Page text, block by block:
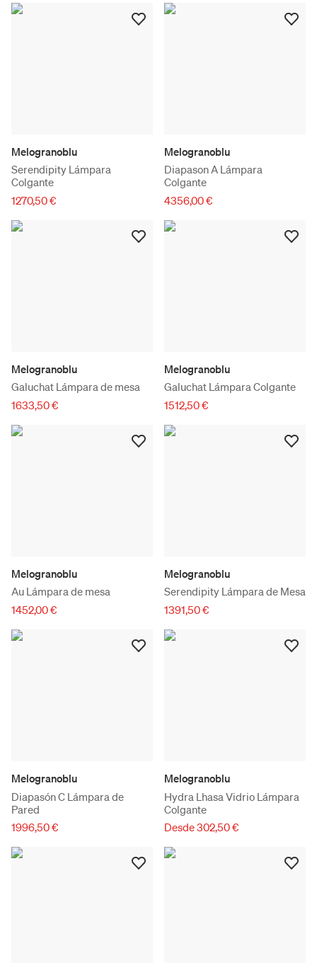
Melogranoblu
Serendipity Lámpara
Colgante
1270,50 €
Melogranoblu
Diapason A Lámpara
Colgante
4356,00 €
Melogranoblu
Galuchat Lámpara de mesa
1633,50 €
Melogranoblu
Galuchat Lámpara Colgante
1512,50 €
Melogranoblu
Au Lámpara de mesa
1452,00 €
Melogranoblu
Serendipity Lámpara de Mesa
1391,50 €
Melogranoblu
Diapasón C Lámpara de
Pared
1996,50 €
Melogranoblu
Hydra Lhasa Vidrio Lámpara
Colgante
Desde 302,50 €